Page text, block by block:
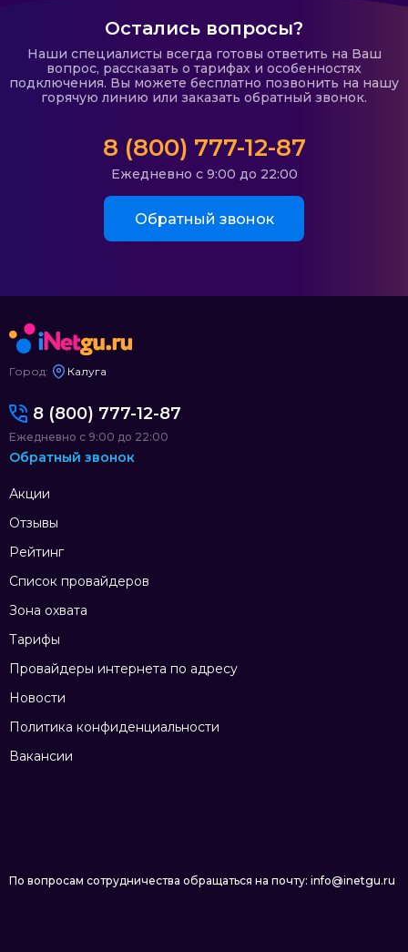
Остались вопросы?
Наши специалисты всегда готовы ответить на Ваш
вопрос, рассказать о тарифах и особенностях
подключения. Вы можете бесплатно позвонить на нашу
горячую линию или заказать обратный звонок.
8 (800) 777-12-87
Ежедневно с 9:00 до 22:00
Обратный звонок
Город: Калуга
Акции
Отзывы
Рейтинг
Список провайдеров
Зона охвата
Тарифы
Провайдеры интернета по адресу
Новости
Политика конфиденциальности
Вакансии
8 (800) 777-12-87
Ежедневно с 9:00 до 22:00
Обратный звонок
По вопросам сотрудничества обращаться на почту: info@inetgu.ru